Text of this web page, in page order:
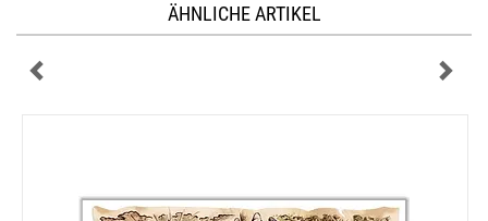
ÄHNLICHE ARTIKEL